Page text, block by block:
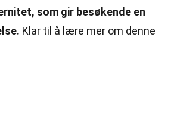
som gir besøkende en
Klar til å lære mer om denne